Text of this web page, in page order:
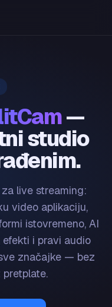
—
studio
live streaming:
video aplikaciju,
istovremeno, AI
efekti i pravi audio
značajke — bez